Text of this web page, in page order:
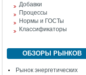
Добавки
Процессы
Нормы и ГОСТы
Классификаторы
ОБЗОРЫ РЫНКОВ
Рынок энергетических